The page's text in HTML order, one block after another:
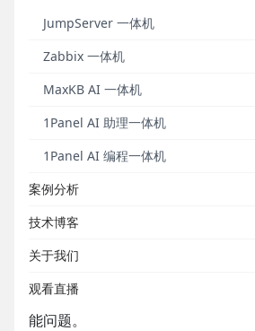
JumpServer 一体机
Zabbix 一体机
MaxKB AI 一体机
1Panel AI 助理一体机
1Panel AI 编程一体机
案例分析
技术博客
关于我们
观看直播
北京宝兰德软件股份有限公司（以
成立于2008年，是一家专注于基础
高新技术软件企业。宝兰德产品线
领域的中间件、容器PaaS平台、智
件的国产化进程。
宝兰德分布式缓存数据库软件（简称
CacheDB）V1.0是宝兰德自研的一
准，主要解决高并发、大数据量场
能问题。